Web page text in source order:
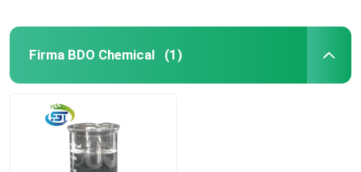
Firma BDO Chemical (1)